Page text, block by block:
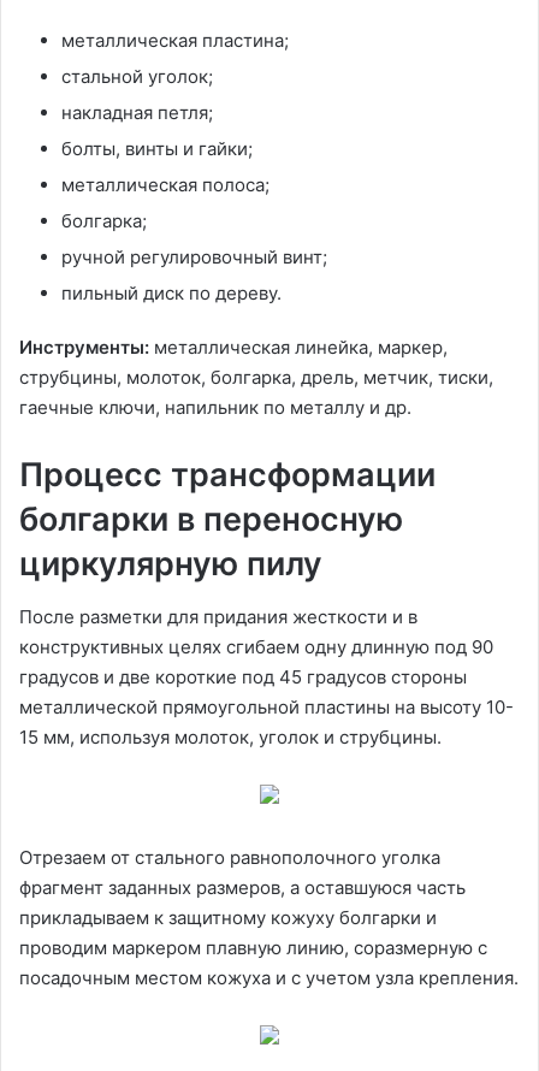
металлическая пластина;
стальной уголок;
накладная петля;
болты, винты и гайки;
металлическая полоса;
болгарка;
ручной регулировочный винт;
пильный диск по дереву.
Инструменты: металлическая линейка, маркер,
струбцины, молоток, болгарка, дрель, метчик, тиски,
гаечные ключи, напильник по металлу и др.
Процесс трансформации
болгарки в переносную
циркулярную пилу
После разметки для придания жесткости и в
конструктивных целях сгибаем одну длинную под 90
градусов и две короткие под 45 градусов стороны
металлической прямоугольной пластины на высоту 10-
15 мм, используя молоток, уголок и струбцины.
Отрезаем от стального равнополочного уголка
фрагмент заданных размеров, а оставшуюся часть
прикладываем к защитному кожуху болгарки и
проводим маркером плавную линию, соразмерную с
посадочным местом кожуха и с учетом узла крепления.